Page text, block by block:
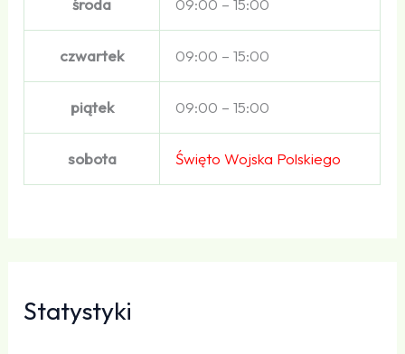
środa 09:00 – 15:00
czwartek 09:00 – 15:00
piątek 09:00 – 15:00
sobota Święto Wojska Polskiego
Statystyki